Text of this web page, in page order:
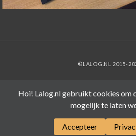
©LALOG.NL 2015-
Hoi! Lalog.nl gebruikt cookies om
mogelijk te laten
Accepteer